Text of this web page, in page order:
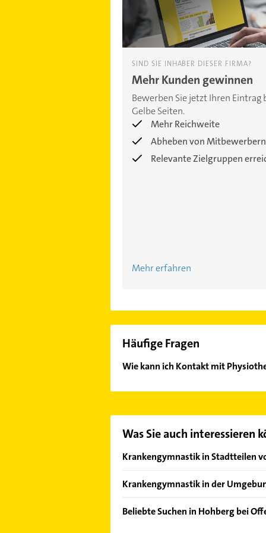
SIND SIE INHABER DIESER FIRMA?
Mehr Kunden gewinnen
Bewerben Sie jetzt Ihren Eintrag
Gelbe Seiten.
Mehr Reichweite
Abheben von Mitbewerbern
Relevante Zielgruppen
Mehr erfahren
Häufige Fragen
Wie kann ich Kontakt mit
Was Sie auch interessieren
Krankengymnastik in Stadtteilen
Hofweier
Krankengymnastik in der
Schutterwald
Beliebte Suchen in Hohberg bei